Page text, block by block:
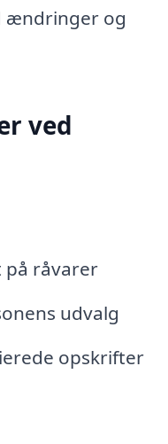
ændringer og
ved
på råvarer
udvalg
opskrifter